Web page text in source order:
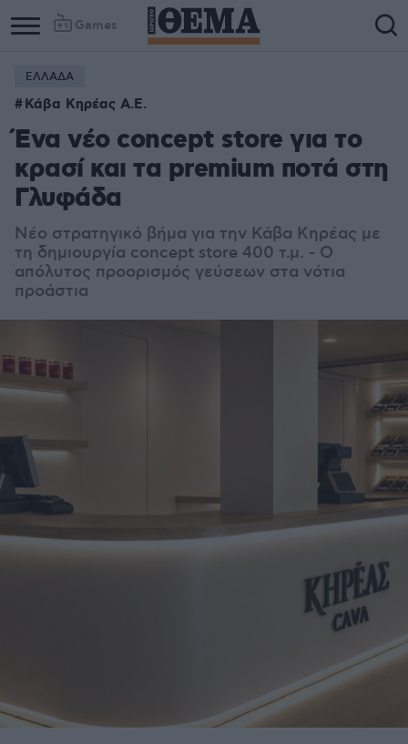
Games
ΕΛΛΑΔΑ
Κάβα Κηρέας Α.Ε.
Ένα νέο concept store για το
κρασί και τα premium ποτά στη
Γλυφάδα
Νέο στρατηγικό βήμα για την Κάβα Κηρέας με
τη δημιουργία concept store 400 τ.μ. - Ο
απόλυτος προορισμός γεύσεων στα νότια
προάστια